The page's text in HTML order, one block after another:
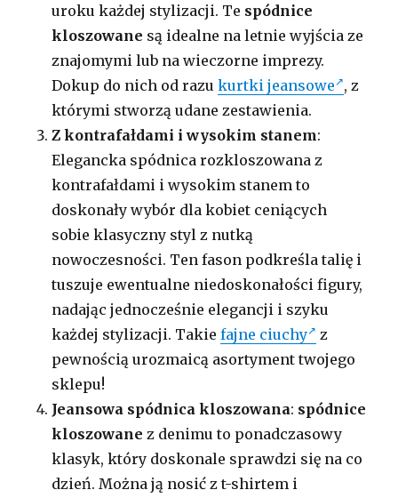
uroku każdej stylizacji. Te spódnice
kloszowane są idealne na letnie wyjścia ze
znajomymi lub na wieczorne imprezy.
Dokup do nich od razukurtki jeansowe , z
którymi stworzą udane zestawienia.
Z kontrafałdami i wysokim stanem:
Elegancka spódnica rozkloszowana z
kontrafałdami i wysokim stanem to
doskonały wybór dla kobiet ceniących
sobie klasyczny styl z nutką
nowoczesności. Ten fason podkreśla talię i
tuszuje ewentualne niedoskonałości figury,
nadając jednocześnie elegancji i szyku
każdej stylizacji. Takiefajne ciuchy
z
pewnością urozmaicą asortyment twojego
sklepu!
Jeansowa spódnica kloszowana: spódnice
kloszowane z denimu to ponadczasowy
klasyk, który doskonale sprawdzi się na co
dzień. Można ją nosić z t-shirtem i